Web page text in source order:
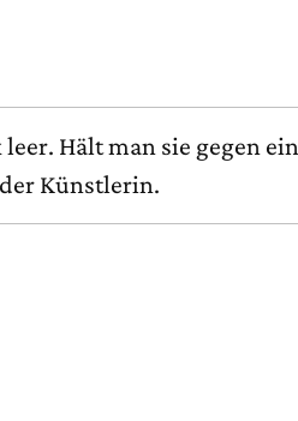
Hält man sie gegen ein
Künstlerin.